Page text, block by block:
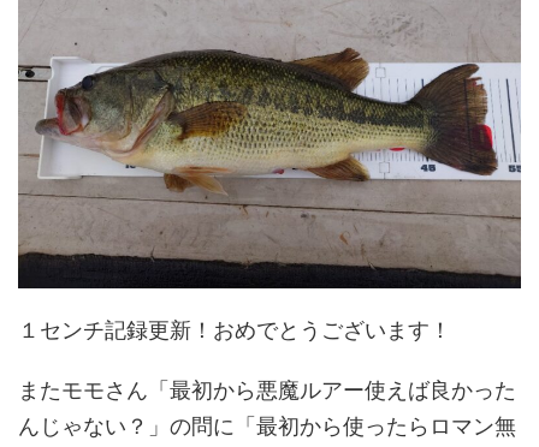
１センチ記録更新！おめでとうございます！
またモモさん「最初から悪魔ルアー使えば良かった
んじゃない？」の問に「最初から使ったらロマン無